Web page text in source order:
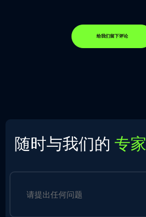
给我们留下评论
随时与我们的专家